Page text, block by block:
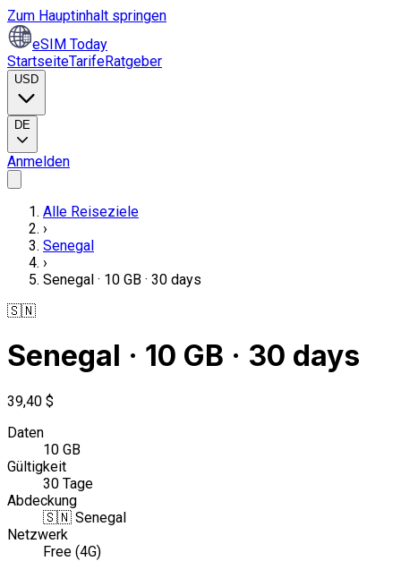
Zum Hauptinhalt springen
eSIM Today
StartseiteTarifeRatgeber
USD
DE
Anmelden
Alle Reiseziele
›
Senegal
›
Senegal · 10 GB · 30 days
🇸🇳
Senegal · 10 GB · 30 days
39,40 $
Daten
10 GB
Gültigkeit
30 Tage
Abdeckung
🇸🇳 Senegal
Netzwerk
Free (4G)